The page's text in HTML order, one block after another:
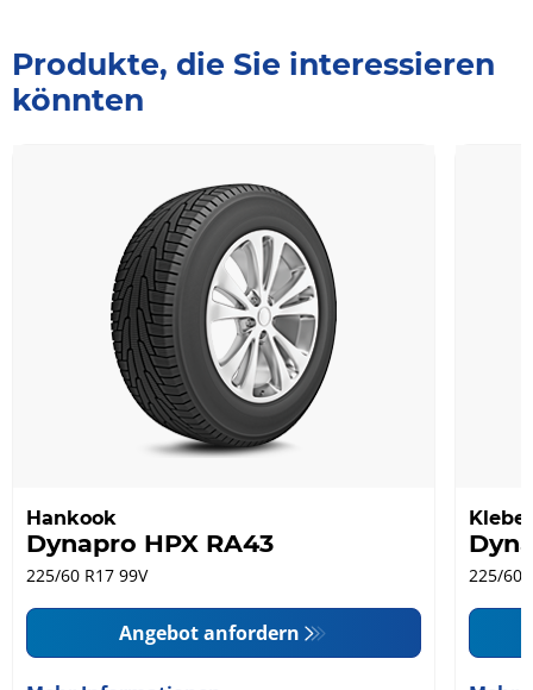
Produkte, die Sie interessieren
könnten
Hankook
Dynapro HPX RA43
225/60 R17 99V
Angebot anfordern
Kleber
225/60